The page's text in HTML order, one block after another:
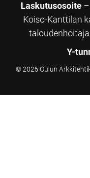
Laskutusosoite–
Koiso-Kanttilan
Y-
© 2026 Oulun